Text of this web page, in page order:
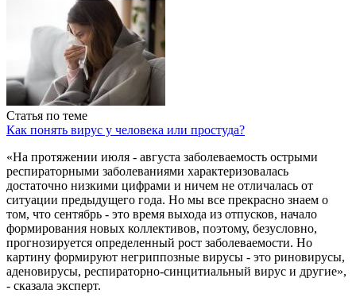
Статья по теме
Как понять вирус у человека или простуда?
«На протяжении июля - августа заболеваемость острыми
респираторными заболеваниями характеризовалась
достаточно низкими цифрами и ничем не отличалась от
ситуации предыдущего года. Но мы все прекрасно знаем о
том, что сентябрь - это время выхода из отпусков, начало
формирования новых коллективов, поэтому, безусловно,
прогнозируется определенный рост заболеваемости. Но
картину формируют негриппозные вирусы - это риновирусы,
аденовирусы, респираторно-синцитиальный вирус и другие»,
- сказала эксперт.